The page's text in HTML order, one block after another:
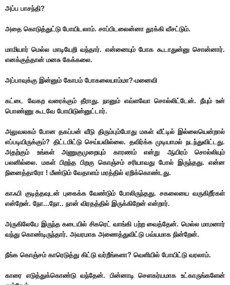
அப்ப பாசந்தி?
அதை கொடுத்துட்டு போயிடலாம். சாப்பிடலைன்னா தூக்கி வீசட்டும்.
மாமியார் மெல்ல மாடியேறி வந்தார். என்னையும் போக கூடாதுன்னு சொன்னார்.
எனக்குத்தான் மனசு கேக்கலை.
அப்பாவுக்கு இன்னும் கோபம் போகலையாம்மா?-மனைவி
கட்டை வேகற வரைக்கும் தீராது. நானும் எவ்ளவோ சொல்லிட்டேன். நீயும் உன்
பொண்ணு கூடவே போயிடுன்னுட்டார்.
அலுவலகம் போன தகப்பன் வீடு திரும்பும்போது மகள் வீட்டில் இல்லையென்றால்
எப்படியிருக்கும்? திட்டமிட்டு செய்யவில்லை. தவிர்க்க முடியாமல் நடந்துவிட்டது.
அதற்கும் உங்கள் அணுகுமுறையும் காரணம் என்று ஆயிரம் சொல்லியும்
பலனில்லை. மகள் பிறந்த பிறகு கொஞ்சம் சரியாவது போல் இருந்தது. என்ன
நினைத்தாரோ ! மீண்டும் வேதாளம் மரத்தில் ஏறிக்கொண்டது.
காஃபி குடித்தவுடன் புகைக்க வேண்டும் போலிருந்தது. சகலையை வருகிறீர்கள்
என்றேன். நோ...நோ.. நான் விரதத்தில் இருக்கிறேன் என்றார்.
அருகிலேயே இருந்த கடையில் சிகரெட் வாங்கி பற்ற வைத்தேன். மெல்ல மாமனார்
வந்து கொண்டிருந்தார். அவரமாக அணைத்துவிட்டு பவ்யமாக நின்றேன்.
நீங்க கொஞ்சம் காரெடுத்து கிட்டு வர்றீங்களா? வெளியில் போயிட்டு வரலாம்.
காரை எடுத்துக்கொண்டு வந்தேன். பின்னாடி செளகர்யமாக உட்காருங்களேன்